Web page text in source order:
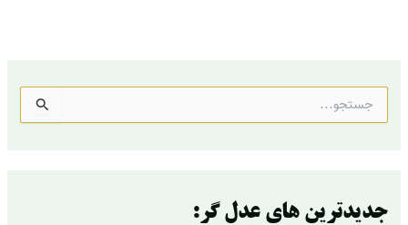
س
رجدیدترین های عدل گر: